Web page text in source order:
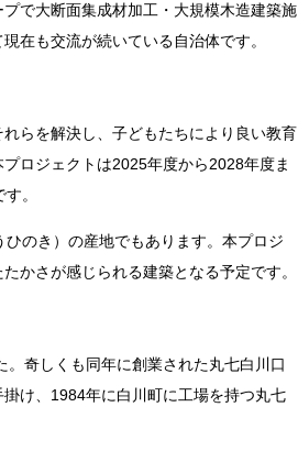
で大断面集成材加工・大規模木造建築施
在も交流が続いている自治体です。
らを解決し、子どもたちにより良い教育
ロジェクトは2025年度から2028年度ま
。
のき）の産地でもあります。本プロジ
かさが感じられる建築となる予定です。
。奇しくも同年に創業された丸七白川口
け、 1984年に白川町に工場を持つ丸七